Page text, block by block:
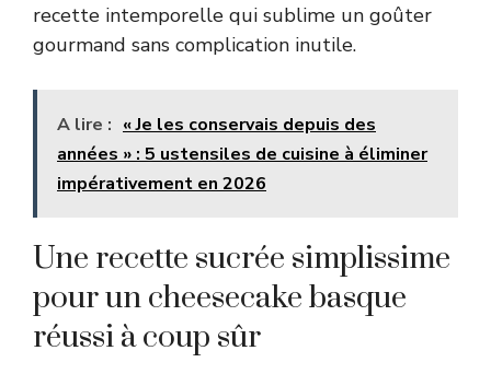
recette intemporelle qui sublime un goûter
gourmand sans complication inutile.
A lire : « Je les conservais depuis des
années » : 5 ustensiles de cuisine à éliminer
impérativement en 2026
Une recette sucrée simplissime
pour un cheesecake basque
réussi à coup sûr